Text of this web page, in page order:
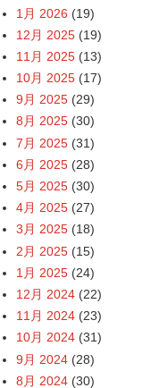
1月 2026 (19)
12月 2025 (19)
11月 2025 (13)
10月 2025 (17)
9月 2025 (29)
8月 2025 (30)
7月 2025 (31)
6月 2025 (28)
5月 2025 (30)
4月 2025 (27)
3月 2025 (18)
2月 2025 (15)
1月 2025 (24)
12月 2024 (22)
11月 2024 (23)
10月 2024 (31)
9月 2024 (28)
8月 2024 (30)